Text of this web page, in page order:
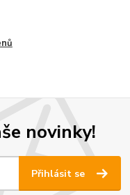
novinky!
Přihlásit se